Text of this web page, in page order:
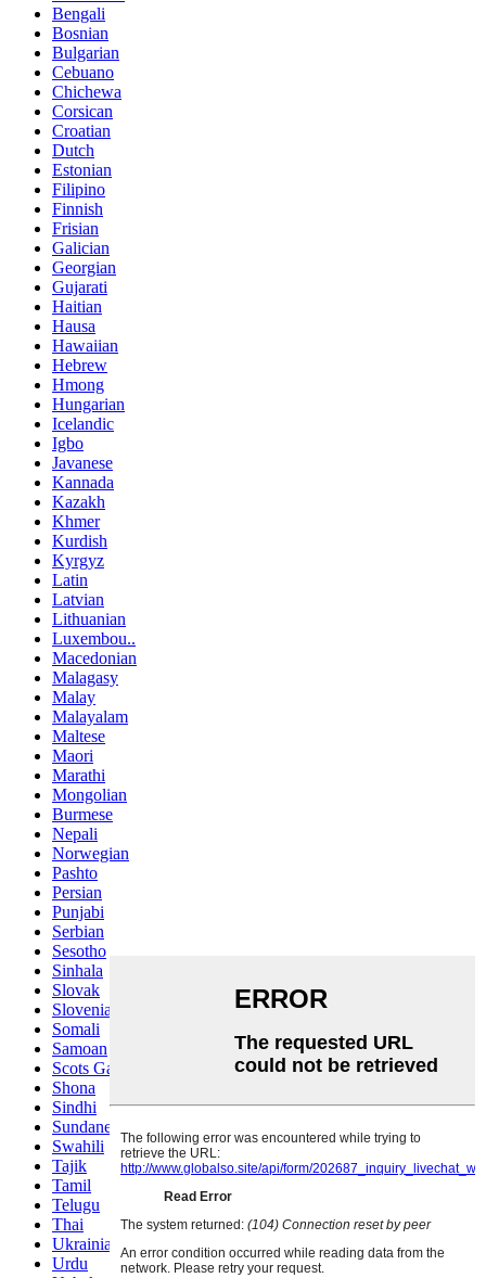
Bengali
Bosnian
Bulgarian
Cebuano
Chichewa
Corsican
Croatian
Dutch
Estonian
Filipino
Finnish
Frisian
Galician
Georgian
Gujarati
Haitian
Hausa
Hawaiian
Hebrew
Hmong
Hungarian
Icelandic
Igbo
Javanese
Kannada
Kazakh
Khmer
Kurdish
Kyrgyz
Latin
Latvian
Lithuanian
Luxembou..
Macedonian
Malagasy
Malay
Malayalam
Maltese
Maori
Marathi
Mongolian
Burmese
Nepali
Norwegian
Pashto
Persian
Punjabi
Serbian
Sesotho
Sinhala
Slovak
Slovenian
Somali
Samoan
Scots Gaelic
Shona
Sindhi
Sundanese
Swahili
Tajik
Tamil
Telugu
Thai
Ukrainian
Urdu